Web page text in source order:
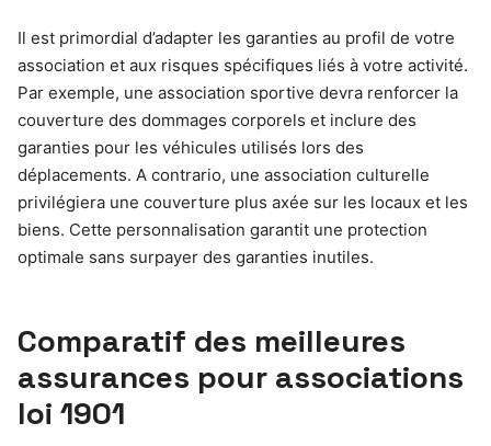
Il est primordial d’adapter les garanties au profil de votre
association et aux risques spécifiques liés à votre activité.
Par exemple, une association sportive devra renforcer la
couverture des dommages corporels et inclure des
garanties pour les véhicules utilisés lors des
déplacements. A contrario, une association culturelle
privilégiera une couverture plus axée sur les locaux et les
biens. Cette personnalisation garantit une protection
optimale sans surpayer des garanties inutiles.
Comparatif des meilleures
assurances pour associations
loi 1901